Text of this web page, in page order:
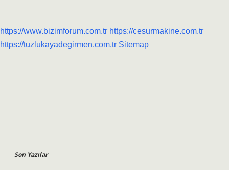
https://www.bizimforum.com.tr https://cesurmakine.com.tr
https://tuzlukayadegirmen.com.tr Sitemap
Son Yazılar